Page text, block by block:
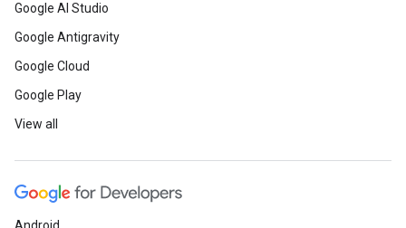
Google AI Studio
Google Antigravity
Google Cloud
Google Play
View all